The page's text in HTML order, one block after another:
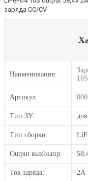
заряда CC/CV
Наименование:
Артикул:
Тип ЗУ:
Тип сборки
Output вых\напр:
Ток заряда: 2A